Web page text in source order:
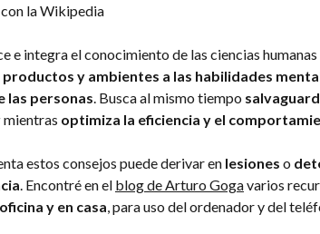
la Wikipedia
e integra el conocimiento de las ciencias
y ambientes a las habilidades
las personas . Busca al mismo tiempo
mientras optimiza la eficiencia y el
estos consejos puede derivar en lesiones o
. Encontré en el blog de Arturo Gogavarios
y en casa , para uso del ordenador y del